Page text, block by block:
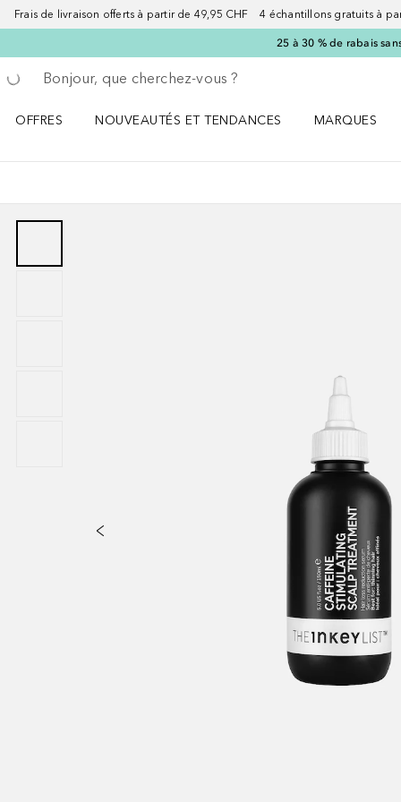
Frais de livraison offerts à partir de 49,95 CHF 4 échantillons gratuits à
25 à 30 % de rabais
Retourner
Exécuter la recherche
OFFRES
NOUVEAUTÉS ET TENDANCES
MARQUES